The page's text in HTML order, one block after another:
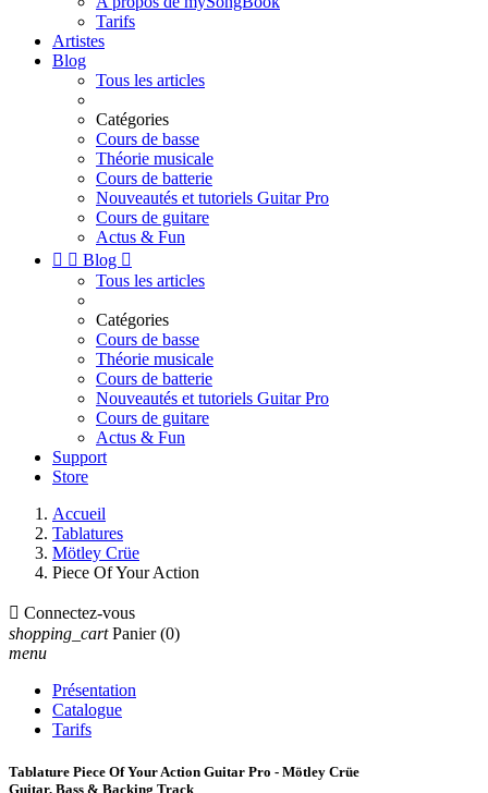
Tarifs
Artistes
Blog
Tous les articles
Catégories
Cours de basse
Théorie musicale
Cours de batterie
Nouveautés et tutoriels Guitar Pro
Cours de guitare
Actus & Fun
  Blog 
Tous les articles
Catégories
Cours de basse
Théorie musicale
Cours de batterie
Nouveautés et tutoriels Guitar Pro
Cours de guitare
Actus & Fun
Support
Store
Accueil
Tablatures
Mötley Crüe
Piece Of Your Action
 Connectez-vous
shopping_cart Panier (0)
menu
Présentation
Catalogue
Tarifs
Tablature Piece Of Your Action Guitar Pro - Mötley Crüe
Guitar, Bass & Backing Track